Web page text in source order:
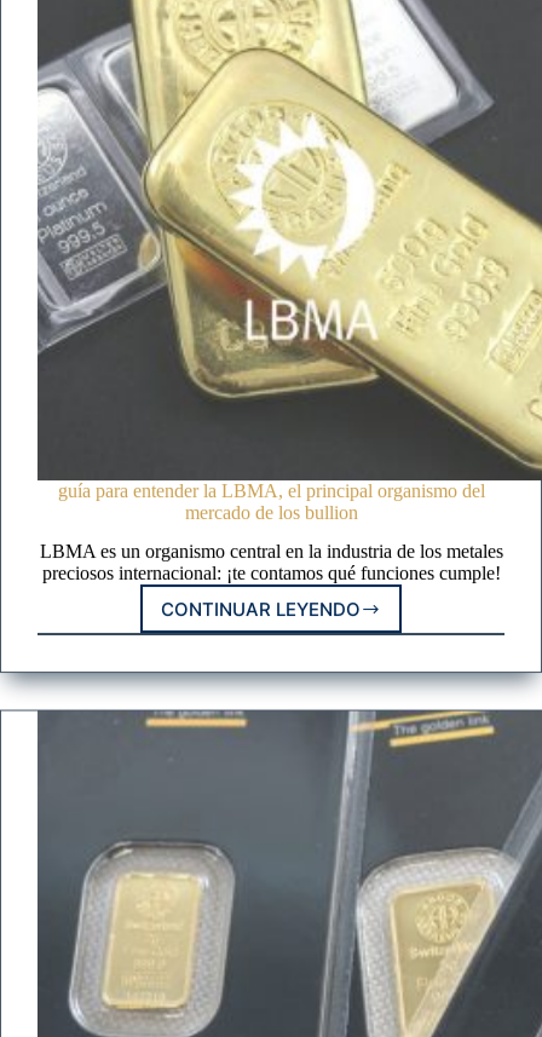
guía para entender la LBMA, el principal organismo del
mercado de los bullion
LBMA es un organismo central en la industria de los metales
preciosos internacional: ¡te contamos qué funciones cumple!
CONTINUAR LEYENDO
GUÍA
PARA
LA
LBMA,
PRINCIPAL
ORGANISMO
MERCADO DE
BULLION